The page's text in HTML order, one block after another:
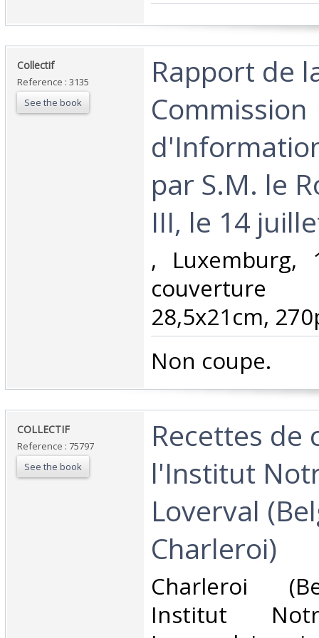
‎Collectif‎
Reference : 3135
See the book
‎Rapport de
Commission
par S.M. le
III, le 14
‎, Luxemburg,
28,5x21cm,
‎Non coupe.‎
‎COLLECTIF‎
Reference : 75797
See the book
‎Recettes de
l'Institut
Loverval
Charleroi)‎
‎Charleroi
Institut